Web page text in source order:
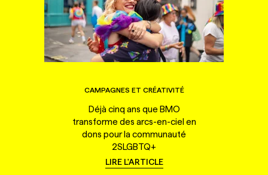
CAMPAGNES ET CRÉATIVITÉ
Déjà cinq ans que BMO
transforme des arcs-en-ciel en
dons pour la communauté
2SLGBTQ+
LIRE L'ARTICLE